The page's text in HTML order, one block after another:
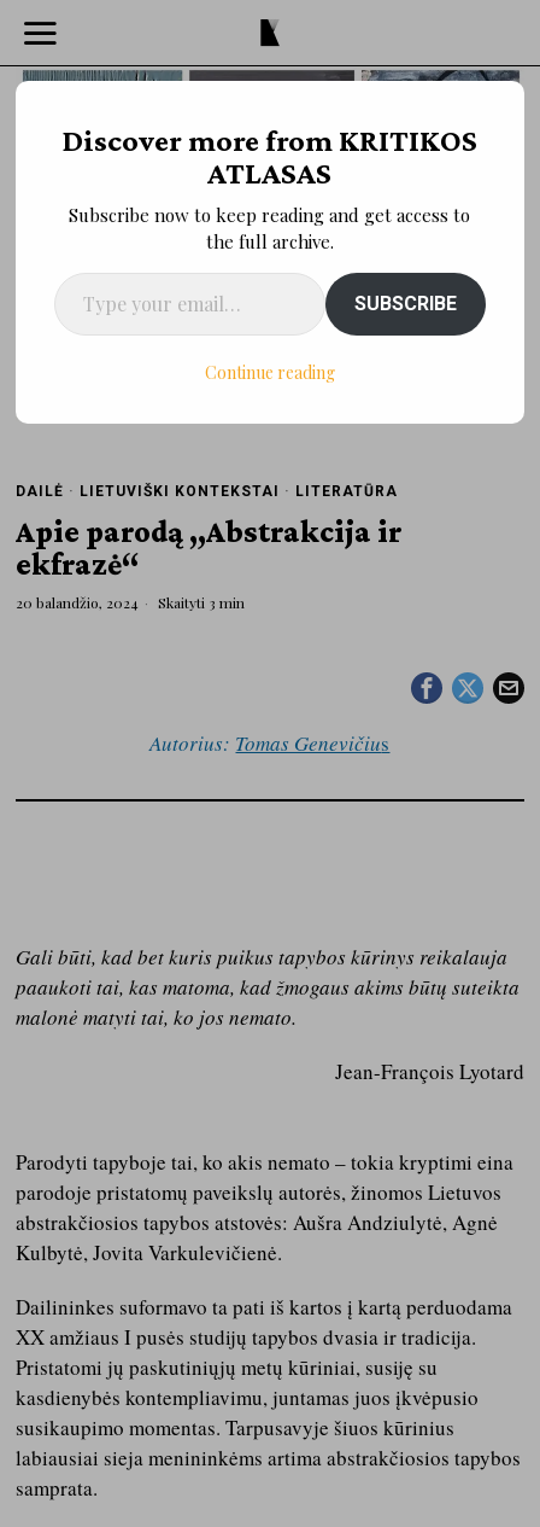
DAILĖ · LIETUVIŠKI KONTEKSTAI · LITERATŪRA
Apie parodą „Abstrakcija ir
ekfrazė“
20 balandžio, 2024 Skaityti 3 min
Autorius: Tomas Genevičius
Gali būti, kad bet kuris puikus tapybos kūrinys reikalauja
paaukoti tai, kas matoma, kad žmogaus akims būtų suteikta
malonė matyti tai, ko jos nemato.
Jean-François Lyotard
Parodyti tapyboje tai, ko akis nemato – tokia kryptimi eina
parodoje pristatomų paveikslų autorės, žinomos Lietuvos
abstrakčiosios tapybos atstovės: Aušra Andziulytė, Agnė
Kulbytė, Jovita Varkulevičienė.
Dailininkes suformavo ta pati iš kartos į kartą perduodama
XX amžiaus I pusės studijų tapybos dvasia ir tradicija.
Pristatomi jų paskutiniųjų metų kūriniai, susiję su
kasdienybės kontempliavimu, juntamas juos įkvėpusio
susikaupimo momentas. Tarpusavyje šiuos kūrinius
labiausiai sieja menininkėms artima abstrakčiosios tapybos
samprata.
Discover more from KRITIKOS
ATLASAS
Subscribe now to keep reading and get access to
the full archive.
Type your email…
SUBSCRIBE
Continue reading